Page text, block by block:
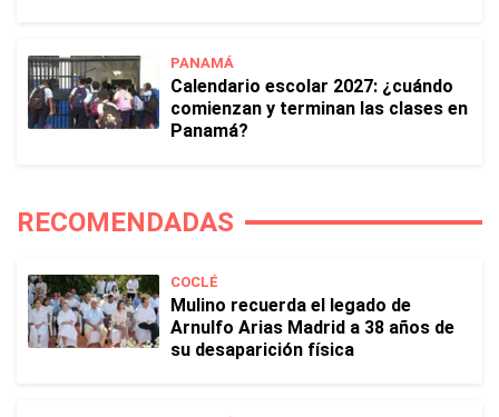
PANAMÁ
Calendario escolar 2027: ¿cuándo
comienzan y terminan las clases en
Panamá?
RECOMENDADAS
COCLÉ
Mulino recuerda el legado de
Arnulfo Arias Madrid a 38 años de
su desaparición física